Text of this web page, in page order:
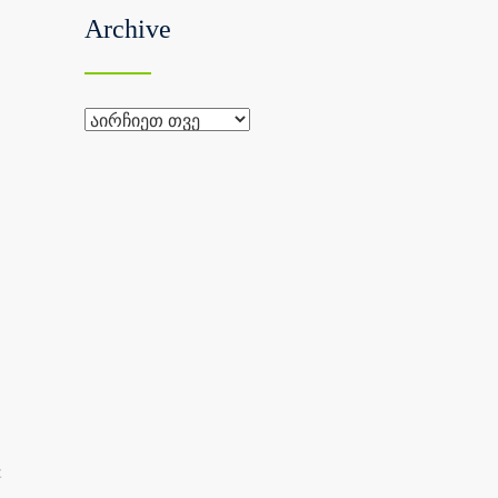
Archive
Archive